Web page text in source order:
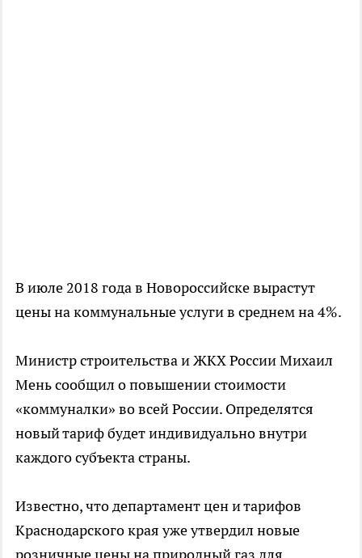
В июле 2018 года в Новороссийске вырастут
цены на коммунальные услуги в среднем на 4%.
Министр строительства и ЖКХ России Михаил
Мень сообщил о повышении стоимости
«коммуналки» во всей России. Определятся
новый тариф будет индивидуально внутри
каждого субъекта страны.
Известно, что департамент цен и тарифов
Краснодарского края уже утвердил новые